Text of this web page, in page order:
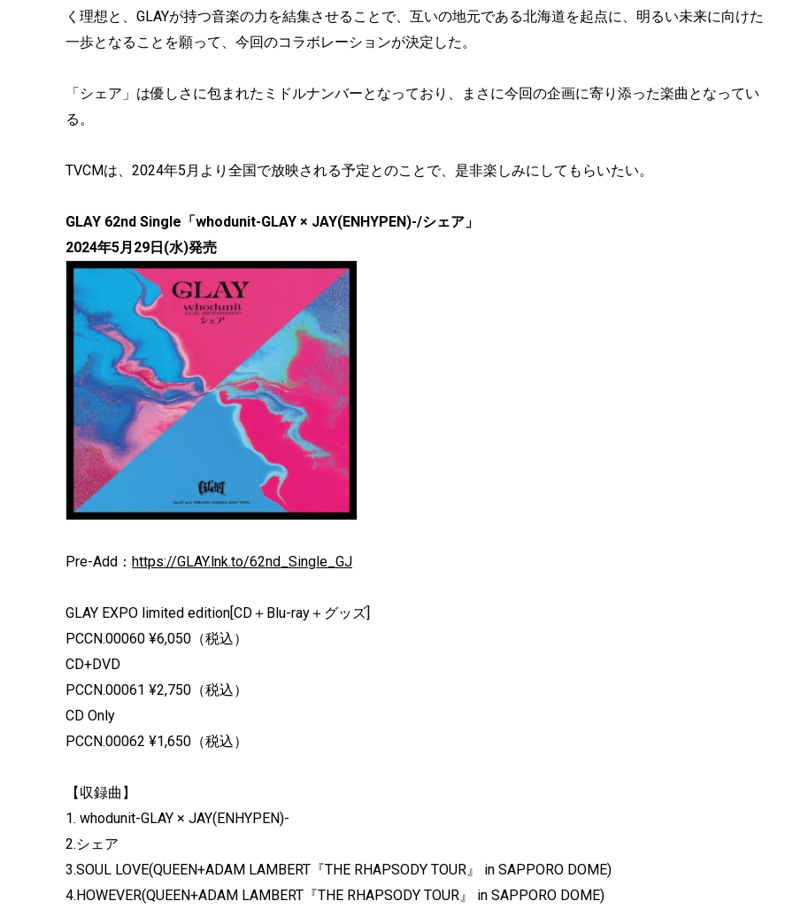
く理想と、GLAYが持つ音楽の力を結集させることで、互いの地元である北海道を起点に、明るい未来に向けた
一歩となることを願って、今回のコラボレーションが決定した。
「シェア」は優しさに包まれたミドルナンバーとなっており、まさに今回の企画に寄り添った楽曲となってい
る。
TVCMは、2024年5月より全国で放映される予定とのことで、是非楽しみにしてもらいたい。
GLAY 62nd Single「whodunit-GLAY × JAY(ENHYPEN)-/シェア」
2024年5月29日(水)発売
Pre-Add： https://GLAY.lnk.to/62nd_Single_GJ
GLAY EXPO limited edition[CD＋Blu-ray＋グッズ]
PCCN.00060 ¥6,050（税込）
CD+DVD
PCCN.00061 ¥2,750（税込）
CD Only
PCCN.00062 ¥1,650（税込）
【収録曲】
1. whodunit-GLAY × JAY(ENHYPEN)-
2.シェア
3.SOUL LOVE(QUEEN+ADAM LAMBERT『THE RHAPSODY TOUR』 in SAPPORO DOME)
4.HOWEVER(QUEEN+ADAM LAMBERT『THE RHAPSODY TOUR』 in SAPPORO DOME)